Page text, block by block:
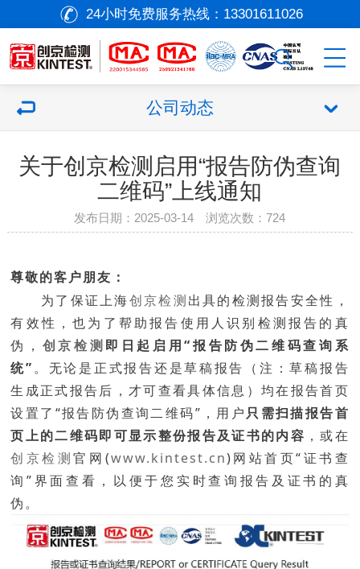
24小时免费服务热线： 13301611026
公司动态
关于创京检测启用“报告防伪查询
二维码”上线通知
发布日期：2025-03-14 浏览次数：724
尊敬的客户朋友：
为了保证上海创京检测出具的检测报告安全性，
有效性，也为了帮助报告使用人识别检测报告的真
伪， 创京检测 即日起启用“报告防伪二维码查询系
统”。无论是正式报告还是草稿报告（注：草稿报告
生成正式报告后，才可查看具体信息） 均在报告首页
设置了“报告防伪查询二维码”， 用户只需扫描报告首
页上的二维码即可显示整份报告及证书的内容 ，或在
创京检测官网(www.kintest.cn)网站首页“证书查
询”界面查看，以便于您实时查询报告及证书的真
伪。